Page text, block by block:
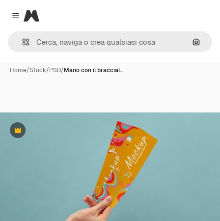
Close menu
Magnific
Cerca
Home/Stock/PSD/Mano con il braccial…
Premium